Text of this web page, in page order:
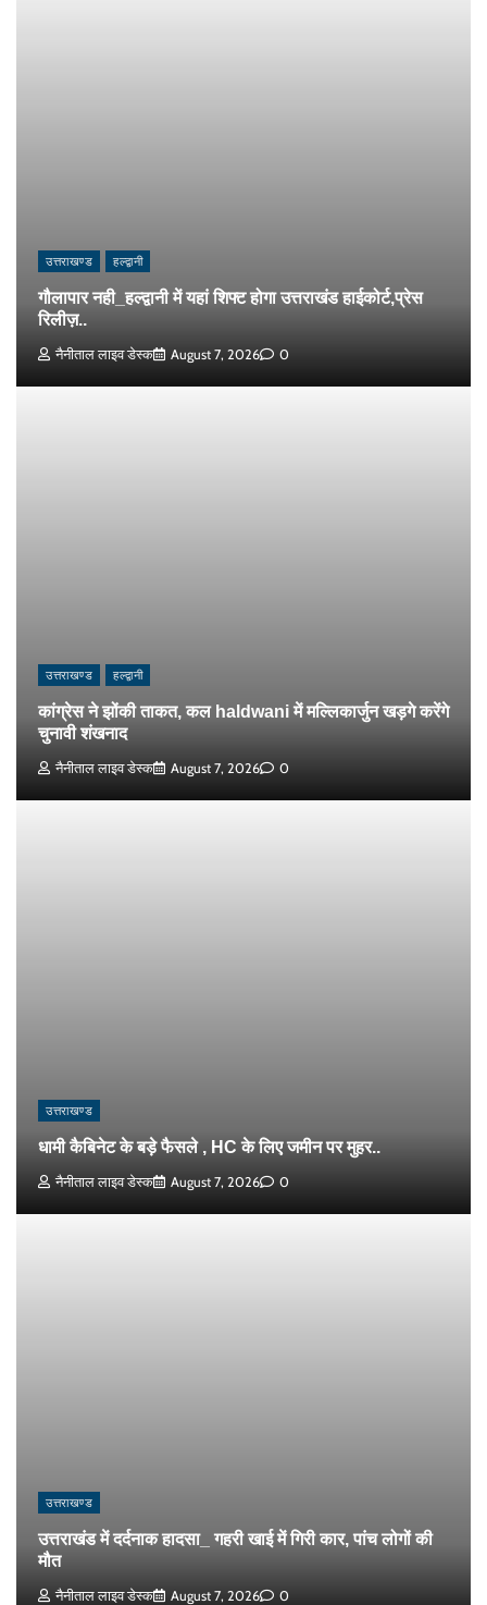
उत्तराखण्ड हल्द्वानी
गौलापार नही_हल्द्वानी में यहां शिफ्ट होगा उत्तराखंड हाईकोर्ट,प्रेस
रिलीज़..
नैनीताल लाइव डेस्क August 7, 2026 0
उत्तराखण्ड हल्द्वानी
कांग्रेस ने झोंकी ताकत, कल haldwani में मल्लिकार्जुन खड़गे करेंगे
चुनावी शंखनाद
नैनीताल लाइव डेस्क August 7, 2026 0
उत्तराखण्ड
धामी कैबिनेट के बड़े फैसले , HC के लिए जमीन पर मुहर..
नैनीताल लाइव डेस्क August 7, 2026 0
उत्तराखण्ड
उत्तराखंड में दर्दनाक हादसा_ गहरी खाई में गिरी कार, पांच लोगों की
मौत
नैनीताल लाइव डेस्क August 7, 2026 0